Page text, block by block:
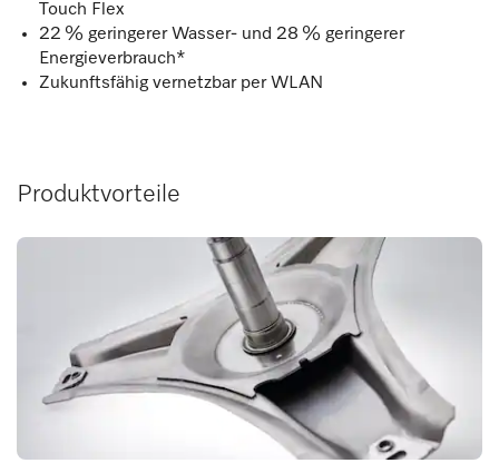
Touch Flex
22 % geringerer Wasser- und 28 % geringerer
Energieverbrauch*
Zukunftsfähig vernetzbar per WLAN
Produktvorteile